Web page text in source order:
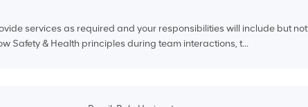
services as required and your responsibilities will include but not
Safety & Health principles during team interactions, t...